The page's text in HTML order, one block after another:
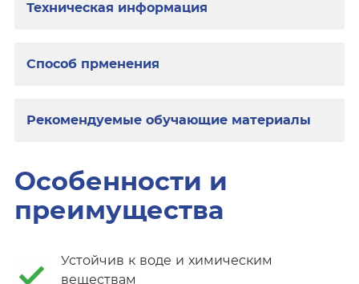
Техническая информация
Способ прменения
Рекомендуемые обучающие материалы
Особенности и
преимущества
Устойчив к воде и химическим
веществам